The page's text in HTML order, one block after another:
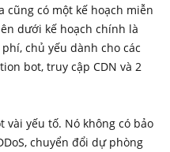
cũng có một kế hoạch miễn
dưới kế hoạch chính là
chủ yếu dành cho các
bot, truy cập CDN và 2
vài yếu tố. Nó không có bảo
chuyển đổi dự phòng